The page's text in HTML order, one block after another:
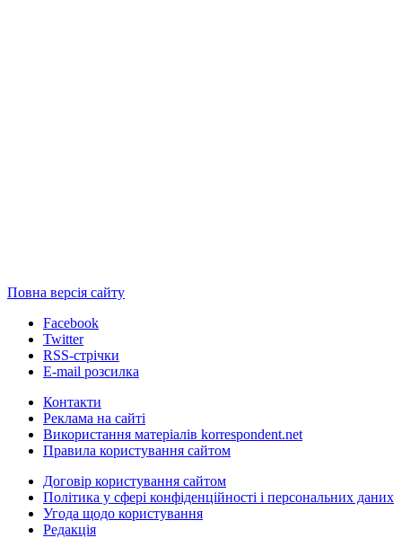
Повна версія сайту
Facebook
Twitter
RSS-стрічки
E-mail розсилка
Контакти
Реклама на сайті
Використання матеріалів korrespondent.net
Правила користування сайтом
Договір користування сайтом
Політика у сфері конфіденційності і персональних даних
Угода щодо користування
Редакція